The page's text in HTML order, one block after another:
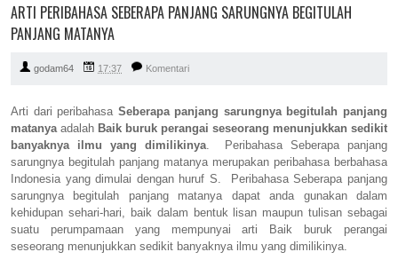
ARTI PERIBAHASA SEBERAPA PANJANG SARUNGNYA BEGITULAH
PANJANG MATANYA
godam64 17:37 Komentari
Arti dari peribahasa Seberapa panjang sarungnya begitulah panjang
matanyaadalah Baik buruk perangai seseorang menunjukkan sedikit
banyaknya ilmu yang dimilikinya. Peribahasa Seberapa panjang
sarungnya begitulah panjang matanya merupakan peribahasa berbahasa
Indonesia yang dimulai dengan huruf S. Peribahasa Seberapa panjang
sarungnya begitulah panjang matanya dapat anda gunakan dalam
kehidupan sehari-hari, baik dalam bentuk lisan maupun tulisan sebagai
suatu perumpamaan yang mempunyai arti Baik buruk perangai
seseorang menunjukkan sedikit banyaknya ilmu yang dimilikinya.